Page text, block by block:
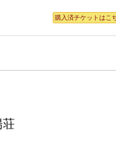
購入済チケットはこ
荘